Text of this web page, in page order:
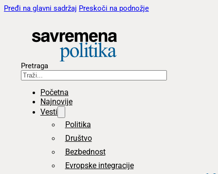
Pređi na glavni sadržaj Preskoči na podnožje
Pretraga
Početna
Najnovije
Vesti
Politika
Društvo
Bezbednost
Evropske integracije